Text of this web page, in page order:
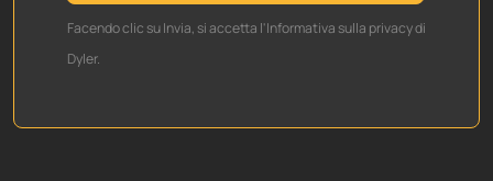
Facendo clic su Invia, si accetta l'Informativa sulla privacy di
Dyler.